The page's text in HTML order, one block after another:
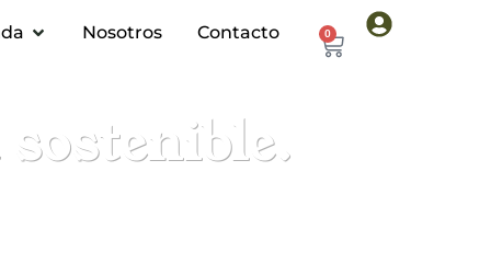
Nosotros Contacto 0